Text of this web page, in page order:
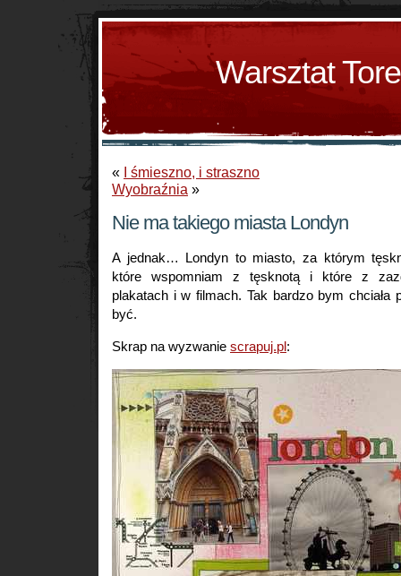
Warsztat
« I śmieszno, i straszno
Wyobraźnia »
Nie ma takiego miasta Londyn
A jednak… Londyn to miasto, za którym
które wspomniam z tęsknotą i które z
plakatach i w filmach. Tak bardzo bym chciała
być.
Skrap na wyzwanie scrapuj.pl: